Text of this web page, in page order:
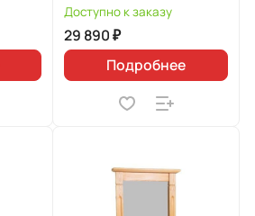
Доступно к заказу
29 890 ₽
Подробнее